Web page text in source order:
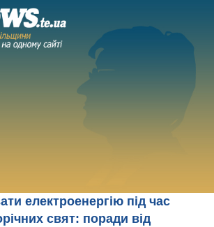
електроенергію під час
свят: поради від